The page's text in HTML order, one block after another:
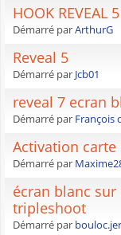
HOOK REVEAL
Démarré parArthurG
Reveal 5
Démarré par Jcb01
reveal 7 ecran
Démarré par François
Activation carte
Démarré par
écran blanc
tripleshoot
Démarré par